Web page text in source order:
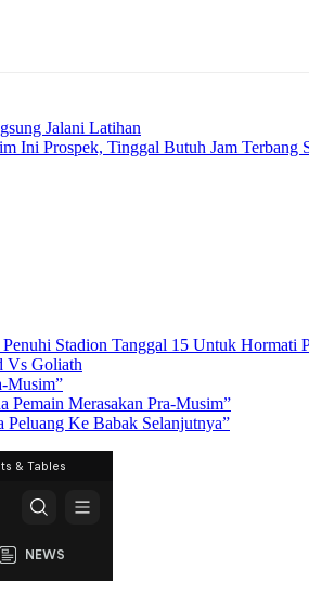
Jalani Latihan
Ini Prospek, Tinggal Butuh Jam Terbang
Stadion Tanggal 15 Untuk Hormati
Vs Goliath
Musim”
Pemain Merasakan Pra-Musim”
Peluang Ke Babak Selanjutnya”